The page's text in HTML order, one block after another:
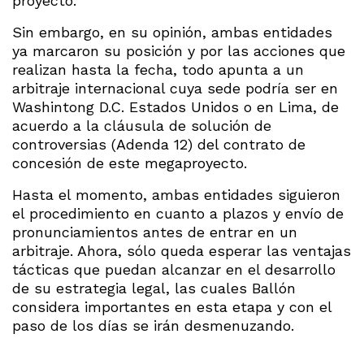
Sin embargo, en su opinión, ambas entidades
ya marcaron su posición y por las acciones que
realizan hasta la fecha, todo apunta a un
arbitraje internacional cuya sede podría ser en
Washintong D.C. Estados Unidos o en Lima, de
acuerdo a la cláusula de solución de
controversias (Adenda 12) del contrato de
concesión de este megaproyecto.
Hasta el momento, ambas entidades siguieron
el procedimiento en cuanto a plazos y envío de
pronunciamientos antes de entrar en un
arbitraje. Ahora, sólo queda esperar las ventajas
tácticas que puedan alcanzar en el desarrollo
de su estrategia legal, las cuales Ballón
considera importantes en esta etapa y con el
paso de los días se irán desmenuzando.